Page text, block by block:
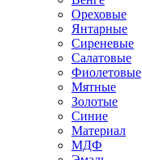
Ореховые
Янтарные
Сиреневые
Салатовые
Фиолетовые
Мятные
Золотые
Синие
Материал
МДФ